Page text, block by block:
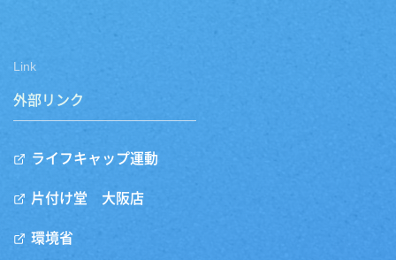
Link
外部リンク
ライフキャップ運動
片付け堂 大阪店
環境省